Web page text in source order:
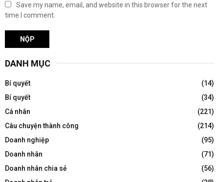
Save my name, email, and website in this browser for the next
time I comment.
DANH MỤC
Bí quyết
(14)
Bí quyết
(34)
Cá nhân
(221)
Câu chuyện thành công
(214)
Doanh nghiệp
(95)
Doanh nhân
(71)
Doanh nhân chia sẻ
(56)